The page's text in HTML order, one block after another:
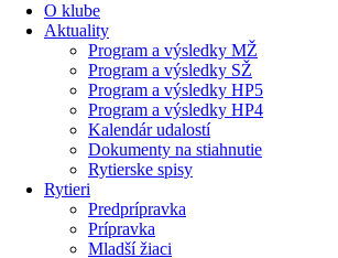
O klube
Aktuality
Program a výsledky MŽ
Program a výsledky SŽ
Program a výsledky HP5
Program a výsledky HP4
Kalendár udalostí
Dokumenty na stiahnutie
Rytierske spisy
Rytieri
Predprípravka
Prípravka
Mladší žiaci